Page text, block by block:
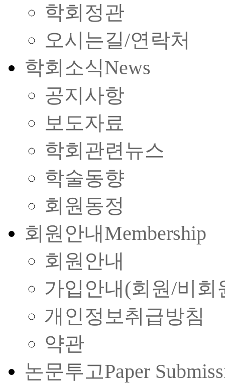
학회정관
오시는길/연락처
학회소식News
공지사항
보도자료
학회관련뉴스
학술동향
회원동정
회원안내Membership
회원안내
가입안내(회원/비회
개인정보취급방침
약관
논문투고Paper